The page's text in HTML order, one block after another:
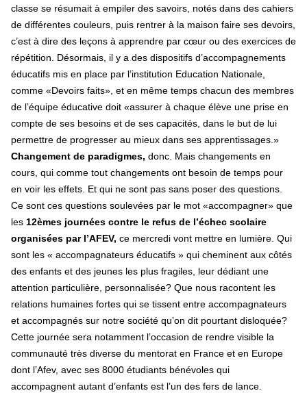
classe se résumait à empiler des savoirs, notés dans des cahiers
de différentes couleurs, puis rentrer à la maison faire ses devoirs,
c’est à dire des leçons à apprendre par cœur ou des exercices de
répétition. Désormais, il y a des dispositifs d’accompagnements
éducatifs mis en place par l’institution Education Nationale,
comme «Devoirs faits», et en même temps chacun des membres
de l’équipe éducative doit «assurer à chaque élève une prise en
compte de ses besoins et de ses capacités, dans le but de lui
permettre de progresser au mieux dans ses apprentissages.»
Changement de paradigmes, donc. Mais changements en
cours, qui comme tout changements ont besoin de temps pour
en voir les effets. Et qui ne sont pas sans poser des questions.
Ce sont ces questions soulevées par le mot «accompagner» que
les 12èmes journées contre le refus de l’échec scolaire
organisées par l’AFEV, ce mercredi vont mettre en lumière. Qui
sont les « accompagnateurs éducatifs » qui cheminent aux côtés
des enfants et des jeunes les plus fragiles, leur dédiant une
attention particulière, personnalisée? Que nous racontent les
relations humaines fortes qui se tissent entre accompagnateurs
et accompagnés sur notre société qu’on dit pourtant disloquée?
Cette journée sera notamment l’occasion de rendre visible la
communauté très diverse du mentorat en France et en Europe
dont l’Afev, avec ses 8000 étudiants bénévoles qui
accompagnent autant d’enfants est l’un des fers de lance.